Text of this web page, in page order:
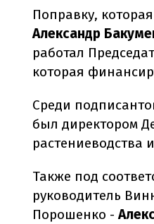
Поправку,
Александр
работал
которая
Среди
был директором
растениеводства
Также под
руководитель
Порошенко -